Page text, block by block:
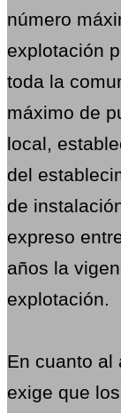
número
explotación
toda la
máximo de
local,
del
de
expreso
años la
explotación.
En cuanto al
exige que